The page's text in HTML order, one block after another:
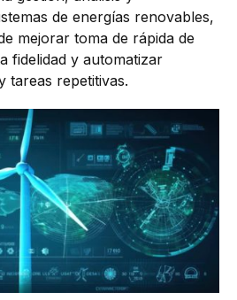
de energías renovables,
mejorar toma de rápida de
fidelidad y automatizar
tareas repetitivas.